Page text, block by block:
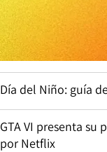
Día del Niño: guía
GTA VI presenta
por Netflix